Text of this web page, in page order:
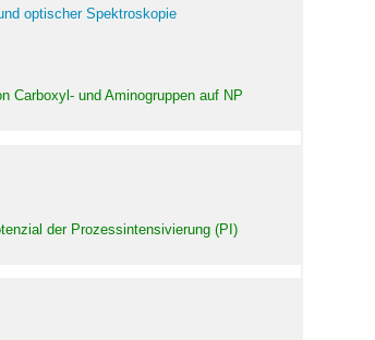
optischer Spektroskopie
Carboxyl- und Aminogruppen auf NP
der Prozessintensivierung (PI)